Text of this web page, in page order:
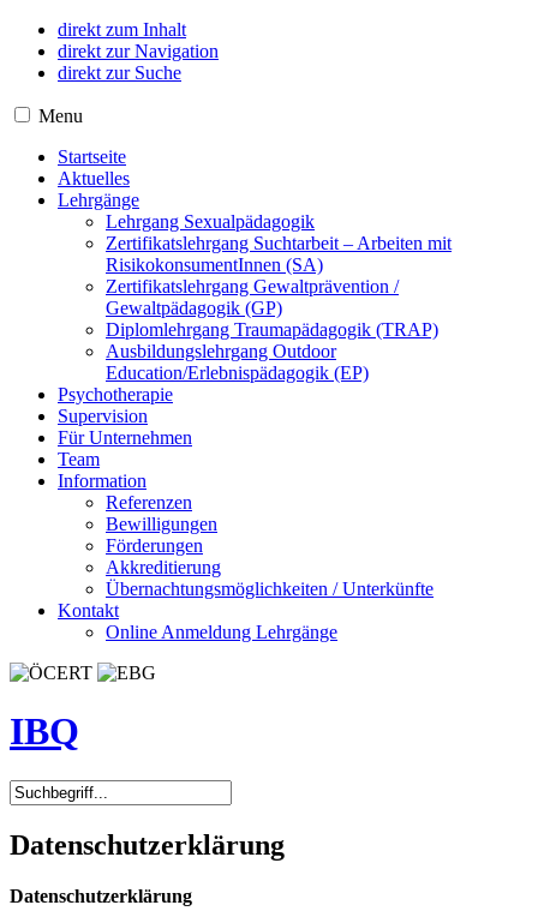
direkt zum Inhalt
direkt zur Navigation
direkt zur Suche
Menu
Startseite
Aktuelles
Lehrgänge
Lehrgang Sexualpädagogik
Zertifikatslehrgang Suchtarbeit – Arbeiten mit
RisikokonsumentInnen (SA)
Zertifikatslehrgang Gewaltprävention /
Gewaltpädagogik (GP)
Diplomlehrgang Traumapädagogik (TRAP)
Ausbildungslehrgang Outdoor
Education/Erlebnispädagogik (EP)
Psychotherapie
Supervision
Für Unternehmen
Team
Information
Referenzen
Bewilligungen
Förderungen
Akkreditierung
Übernachtungsmöglichkeiten / Unterkünfte
Kontakt
Online Anmeldung Lehrgänge
IBQ
Datenschutzerklärung
Datenschutzerklärung